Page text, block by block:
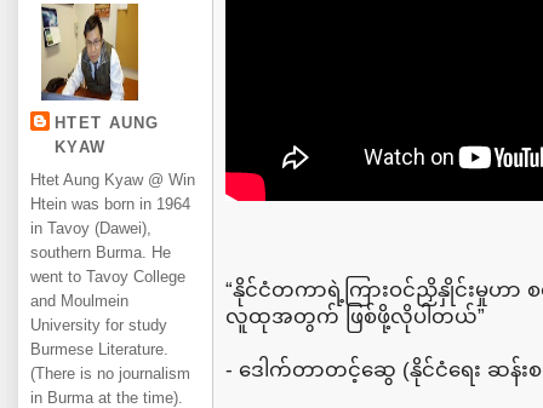
HTET AUNG
KYAW
Htet Aung Kyaw @ Win
Htein was born in 1964
in Tavoy (Dawei),
southern Burma. He
went to Tavoy College
and Moulmein
University for study
Burmese Literature.
(There is no journalism
in Burma at the time).
“နိုင်ငံတကာရဲ့ကြားဝင်ညှိနှိုင်းမှုဟ
လူထုအတွက် ဖြစ်ဖို့လိုပါတယ်”
- ဒေါက်တာတင့်ဆွေ (နိုင်ငံရေး ဆန်း